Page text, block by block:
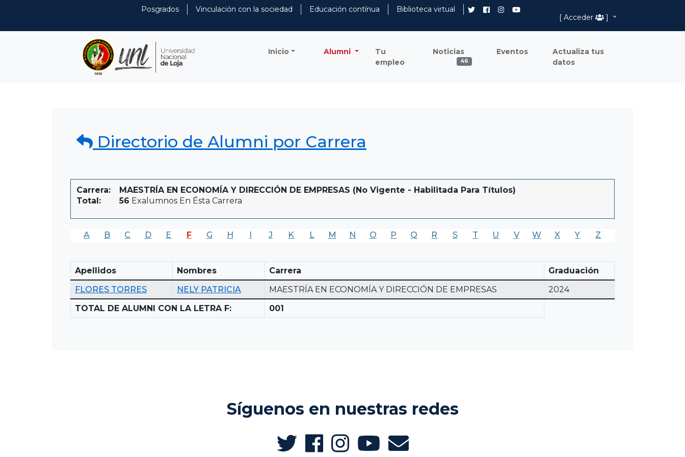
Posgrados Vinculación con la sociedad Educación contínua
Biblioteca virtual
[ Acceder
]
Inicio Alumni
Tu
empleo
Noticias
46
Eventos
Actualiza tus
datos
Directorio de Alumni por Carrera
Carrera:
MAESTRÍA EN ECONOMÍA Y DIRECCIÓN DE EMPRESAS (No Vigente - Habilitada Para Títulos)
Total:
56 Exalumnos En Ésta Carrera
A B C D E F G H I J K L M N O P Q R S T U V W X Y Z
Apellidos Nombres Carrera
Graduación
FLORES TORRES
NELY PATRICIA MAESTRÍA EN ECONOMÍA Y DIRECCIÓN DE EMPRESAS
2024
TOTAL DE ALUMNI CON LA LETRA F:
001
Síguenos en nuestras redes